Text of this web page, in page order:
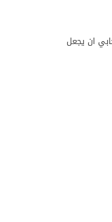
ان يجعل